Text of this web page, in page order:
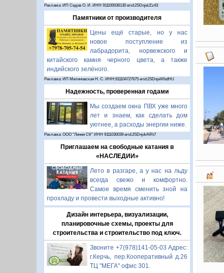
Реклама: ИП Седов О. И. ИНН 911100036130 erid:2SDnjeLEz43
Памятники от производителя
Цены ещё старые, но у нас
новое поступление из
лабрадорита, норвежского и
китайского камня черного цвета, а также
индийского зелёного.
Реклама: ИП Миляновская Н. С. ИНН:911104727675 erid:2SDnjeWbdHU
Надежность, проверенная годами
Мы создаем окна ПВХ уже много
лет и знаем, как сделать дом
уютнее, а расходы энергии ниже.
Реклама: ООО "Линия СК" ИНН 9111030039 erid:2SDnjdvNRt7
Приглашаем на свободные катания в
«НАСЛЕДИИ»
Лето в разгаре, а у нас на льду
всегда свежо и комфортно.
Самое время сменить зной на
прохладу и провести выходные активно!
Дизайн интерьера, визуализации,
планировочные схемы, проекты для
строительства и строительство под ключ.
Звоните +7(978)141-05-03 Адрес:
г.Керчь, пер.Кооперативный д.26
ТЦ "МЕГА" офис 301.